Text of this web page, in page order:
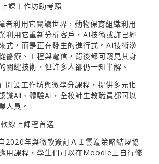
課工作坊助考照
者利用它閱讀世界，動物保育組織利用
利用它重新分析客戶，AI技術或許已經
式，而是正在發生的進行式。AI技術滲
醫療、工程與電信，背後都可窺見其身
關鍵技術，但許多人卻仍一知半解。
開設工作坊與微學分課程，提供多元化
識AI、體驗AI，全校師生教職員都可以
人員。
線上課程首選
2020年與微軟簽訂ＡＩ雲端策略結盟協
用課程，學生們可以在Moodle上自行修